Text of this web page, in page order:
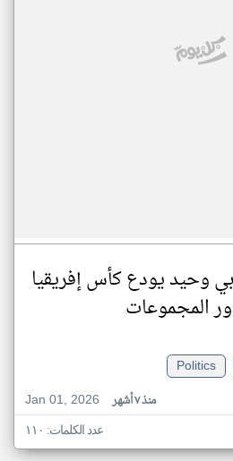
وحيد يودع كأس إفريقيا
Politics
Jan 01, 2026
منذ ٧ أشهر
عدد الكلمات: ١١٠